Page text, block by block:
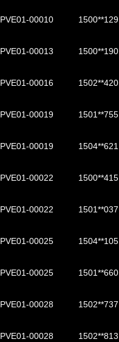
PVE01-00010 1500**129
PVE01-00013 1500**190
PVE01-00016 1502**420
PVE01-00019 1501**755
PVE01-00019 1504**621
PVE01-00022 1500**415
PVE01-00022 1501**037
PVE01-00025 1504**105
PVE01-00025 1501**660
PVE01-00028 1502**737
PVE01-00028 1502**813